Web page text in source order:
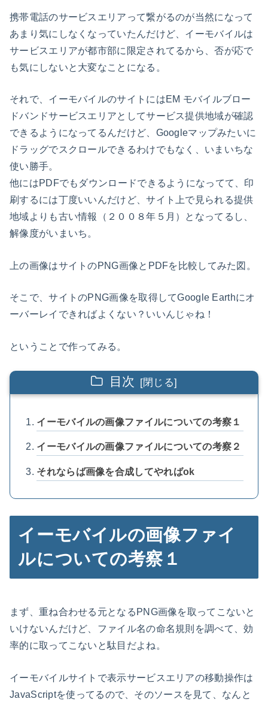
携帯電話のサービスエリアって繋がるのが当然になって
あまり気にしなくなっていたんだけど、イーモバイルは
サービスエリアが都市部に限定されてるから、否が応で
も気にしないと大変なことになる。
それで、イーモバイルのサイトにはEM モバイルブロー
ドバンドサービスエリアとしてサービス提供地域が確認
できるようになってるんだけど、Googleマップみたいに
ドラッグでスクロールできるわけでもなく、いまいちな
使い勝手。
他にはPDFでもダウンロードできるようになってて、印
刷するには丁度いいんだけど、サイト上で見られる提供
地域よりも古い情報（２００８年５月）となってるし、
解像度がいまいち。
上の画像はサイトのPNG画像とPDFを比較してみた図。
そこで、サイトのPNG画像を取得してGoogle Earthにオ
ーバーレイできればよくない？いいんじゃね！
ということで作ってみる。
目次
イーモバイルの画像ファイルについての考察１
イーモバイルの画像ファイルについての考察２
それならば画像を合成してやればok
イーモバイルの画像ファイ
ルについての考察１
まず、重ね合わせる元となるPNG画像を取ってこないと
いけないんだけど、ファイル名の命名規則を調べて、効
率的に取ってこないと駄目だよね。
イーモバイルサイトで表示サービスエリアの移動操作は
JavaScriptを使ってるので、そのソースを見て、なんと